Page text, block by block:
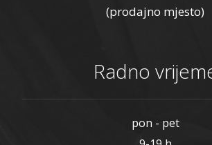
(prodajno mjesto)
Radno
pon - pet